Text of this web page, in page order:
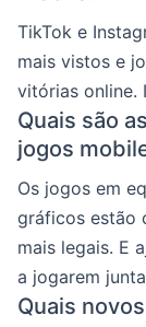
TikTok e
mais vistos e
vitórias online.
Quais são
jogos
Os jogos em
gráficos estão
mais legais. E
a jogarem
Quais